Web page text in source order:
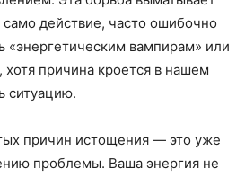
действие, часто ошибочно
«энергетическим вампирам» или
хотя причина кроется в нашем
ситуацию.
причин истощения — это уже
проблемы. Ваша энергия не